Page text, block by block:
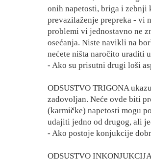
onih napetosti, briga i zebnji
prevazilaženje prepreka - vi
problemi vi jednostavno ne
osećanja. Niste navikli na
nećete ništa naročito uraditi
- Ako su prisutni drugi loši
ODSUSTVO TRIGONA
zadovoljan. Neće ovde biti
(karmičke) napetosti mogu
udajiti jedno od drugog, ali
- Ako postoje konjukcije
ODSUSTVO